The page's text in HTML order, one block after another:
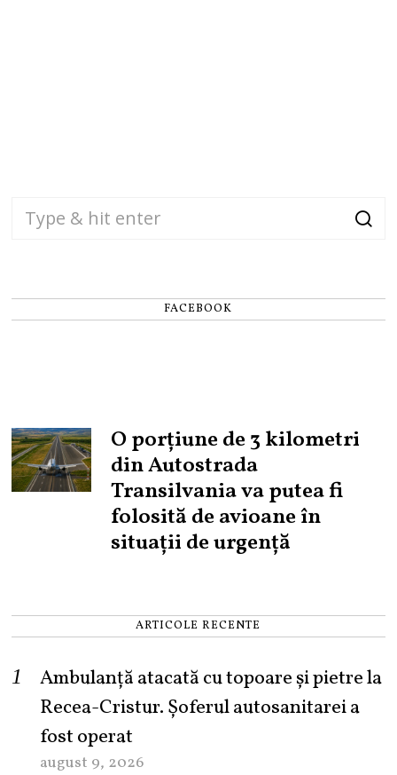
FACEBOOK
O porțiune de 3 kilometri
din Autostrada
Transilvania va putea fi
folosită de avioane în
situații de urgență
ARTICOLE RECENTE
Ambulanță atacată cu topoare și pietre la
Recea-Cristur. Șoferul autosanitarei a
fost operat
august 9, 2026